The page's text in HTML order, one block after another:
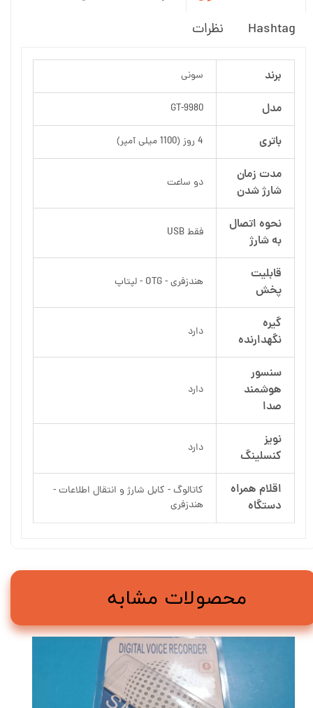
Hashtag
نظرات
برند سونی
مدل GT-9980
باتری 4 روز (1100 میلی آمپر)
مدت زمان
شارژ شدن
دو ساعت
نحوه اتصال
به شارژ
فقط USB
قابلیت
پخش
هندزفری - OTG - لپتاپ
گیره
نگهدارنده
دارد
سنسور
هوشمند
صدا
دارد
نویز
کنسلینگ
دارد
اقلام همراه
دستگاه
کاتالوگ - کابل شارژ و انتقال اطلاعات -
هندزفری
محصولات مشابه